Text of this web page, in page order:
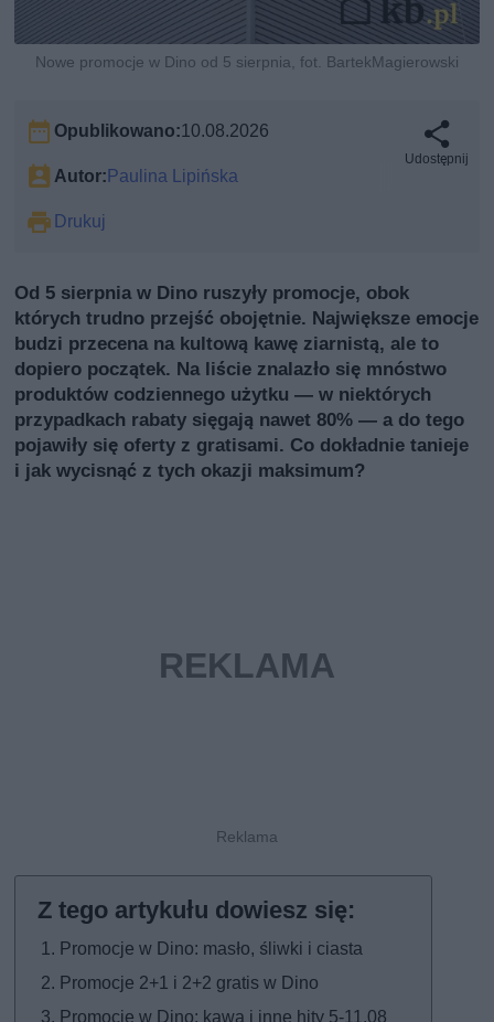
Nowe promocje w Dino od 5 sierpnia, fot. BartekMagierowski
Opublikowano:10.08.2026
Autor:Paulina Lipińska
Drukuj
Udostępnij
Od 5 sierpnia w Dino ruszyły promocje, obok
których trudno przejść obojętnie. Największe emocje
budzi przecena na kultową kawę ziarnistą, ale to
dopiero początek. Na liście znalazło się mnóstwo
produktów codziennego użytku — w niektórych
przypadkach rabaty sięgają nawet 80% — a do tego
pojawiły się oferty z gratisami. Co dokładnie tanieje
i jak wycisnąć z tych okazji maksimum?
Promocje w Dino: masło, śliwki i ciasta
Promocje 2+1 i 2+2 gratis w Dino
Promocje w Dino: kawa i inne hity 5-11.08